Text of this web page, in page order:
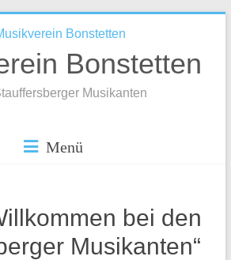
Bonstetten
Musikanten
Menü
bei den
Musikanten“